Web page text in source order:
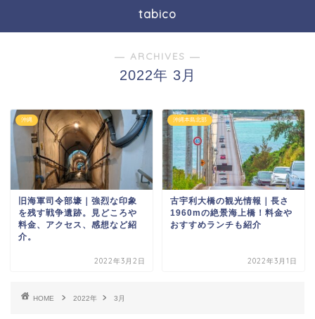
tabico
― ARCHIVES ―
2022年 3月
沖縄
旧海軍司令部壕｜強烈な印象
を残す戦争遺跡。見どころや
料金、アクセス、感想など紹
介。
2022年3月2日
沖縄本島北部
古宇利大橋の観光情報｜長さ
1960mの絶景海上橋！料金や
おすすめランチも紹介
2022年3月1日
HOME 2022年 3月